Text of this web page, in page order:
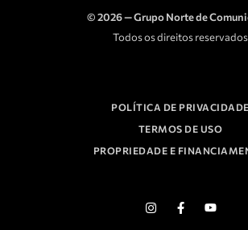
© 2026 — Grupo Norte de
Todos os direitos reservados
POLÍTICA DE PRIVACIDADE
TERMOS DE USO
PROPRIEDADE E